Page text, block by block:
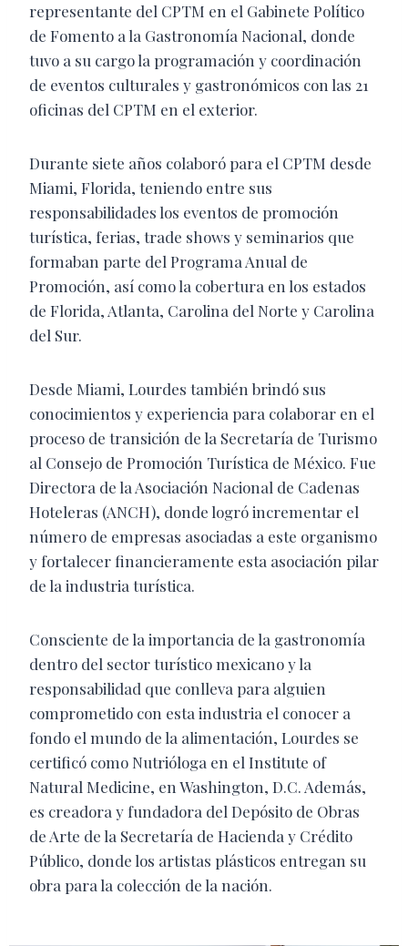
representante del CPTM en el Gabinete Político
de Fomento a la Gastronomía Nacional, donde
tuvo a su cargo la programación y coordinación
de eventos culturales y gastronómicos con las 21
oficinas del CPTM en el exterior.
Durante siete años colaboró para el CPTM desde
Miami, Florida, teniendo entre sus
responsabilidades los eventos de promoción
turística, ferias, trade shows y seminarios que
formaban parte del Programa Anual de
Promoción, así como la cobertura en los estados
de Florida, Atlanta, Carolina del Norte y Carolina
del Sur.
Desde Miami, Lourdes también brindó sus
conocimientos y experiencia para colaborar en el
proceso de transición de la Secretaría de Turismo
al Consejo de Promoción Turística de México. Fue
Directora de la Asociación Nacional de Cadenas
Hoteleras (ANCH), donde logró incrementar el
número de empresas asociadas a este organismo
y fortalecer financieramente esta asociación pilar
de la industria turística.
Consciente de la importancia de la gastronomía
dentro del sector turístico mexicano y la
responsabilidad que conlleva para alguien
comprometido con esta industria el conocer a
fondo el mundo de la alimentación, Lourdes se
certificó como Nutrióloga en el Institute of
Natural Medicine, en Washington, D.C. Además,
es creadora y fundadora del Depósito de Obras
de Arte de la Secretaría de Hacienda y Crédito
Público, donde los artistas plásticos entregan su
obra para la colección de la nación.